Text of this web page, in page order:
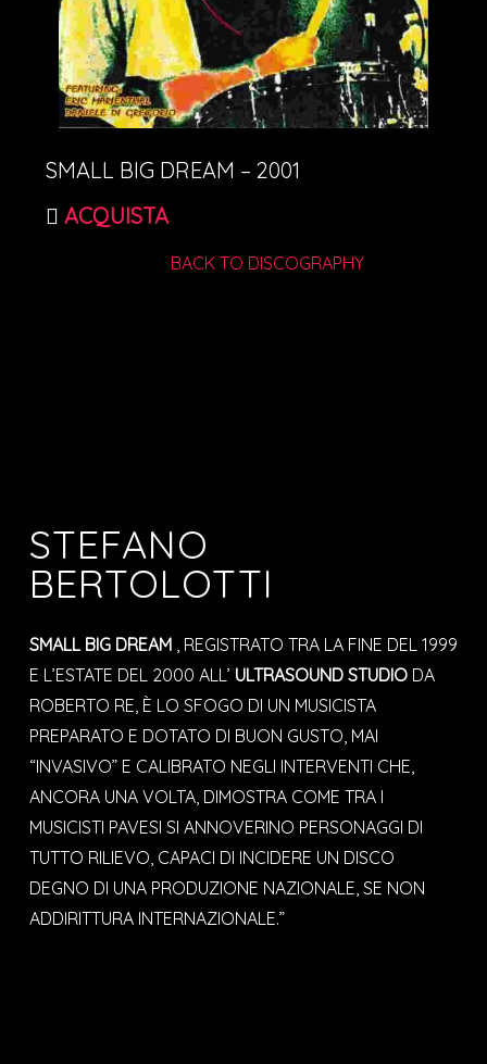
SMALL BIG DREAM – 2001
ACQUISTA
BACK TO DISCOGRAPHY
STEFANO
BERTOLOTTI
SMALL BIG DREAM , REGISTRATO TRA LA FINE DEL 1999
E L’ESTATE DEL 2000 ALL’ ULTRASOUND STUDIO DA
ROBERTO RE, È LO SFOGO DI UN MUSICISTA
PREPARATO E DOTATO DI BUON GUSTO, MAI
“INVASIVO” E CALIBRATO NEGLI INTERVENTI CHE,
ANCORA UNA VOLTA, DIMOSTRA COME TRA I
MUSICISTI PAVESI SI ANNOVERINO PERSONAGGI DI
TUTTO RILIEVO, CAPACI DI INCIDERE UN DISCO
DEGNO DI UNA PRODUZIONE NAZIONALE, SE NON
ADDIRITTURA INTERNAZIONALE.”